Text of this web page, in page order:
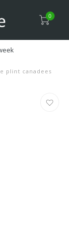
0
plint canadees